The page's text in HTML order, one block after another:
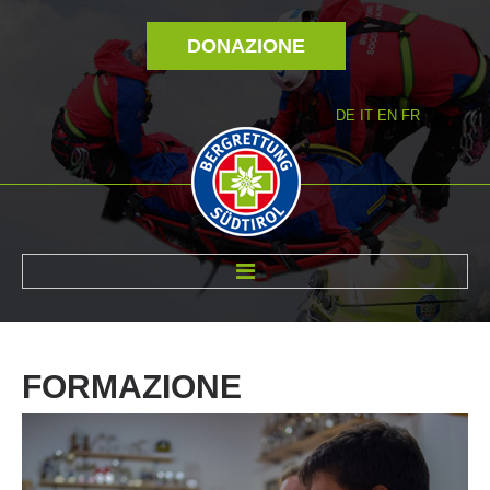
DONAZIONE
DE IT EN FR
FORMAZIONE